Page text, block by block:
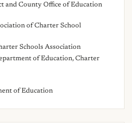
and County Office of Education
of Charter School
Schools Association
of Education, Charter
of Education